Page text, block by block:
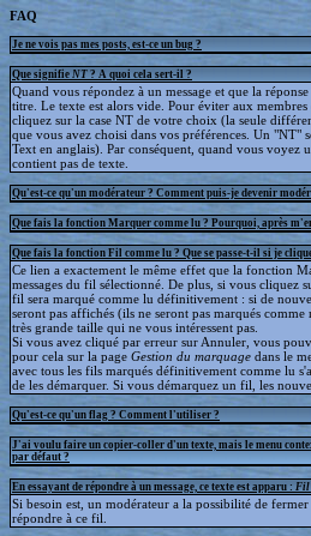
FAQ
Je ne vois pas mes posts, est-ce un bug ?
Que signifie NT ? A quoi cela sert-il ?
Quand vous répondez à un message et que la
titre. Le texte est alors vide. Pour éviter aux
cliquez sur la case NT de votre choix (la seule
que vous avez choisi dans vos préférences. Un "NT"
Text en anglais). Par conséquent, quand vous voyez
contient pas de texte.
Qu'est-ce qu'un modérateur ? Comment puis-je devenir
Que fais la fonction Marquer comme lu ? Pourquoi, après
Que fais la fonction Fil comme lu ? Que se passe-t-il si je
Ce lien a exactement le même effet que la fonction
messages du fil sélectionné. De plus, si vous cliquez
fil sera marqué comme lu définitivement : si de
seront pas affichés (ils ne seront pas marqués
très grande taille qui ne vous intéressent pas.
Si vous avez cliqué par erreur sur Annuler, vous
pour cela sur la page Gestion du marquage dans le
avec tous les fils marqués définitivement comme lu
de les démarquer. Si vous démarquez un fil, les
Qu'est-ce qu'un flag ? Comment l'utiliser ?
J'ai voulu faire un copier-coller d'un texte, mais le menu
par défaut ?
En essayant de répondre à un message, ce texte est apparu : Fil
Si besoin est, un modérateur a la possibilité de
répondre à ce fil.